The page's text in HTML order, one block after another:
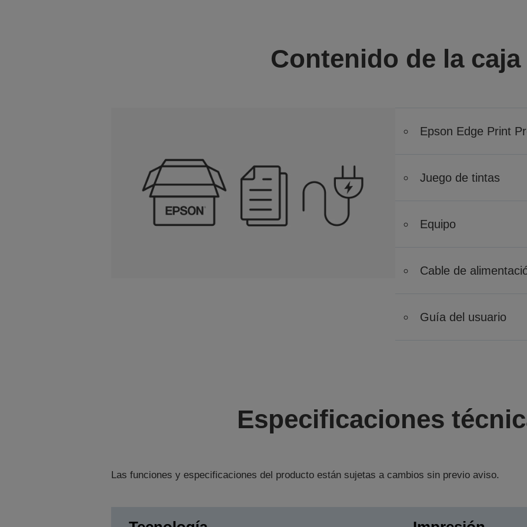
Contenido de la caja
Epson Edge Print
Juego de tintas
Equipo
Cable de
Guía del usuario
Especificaciones
Las funciones y especificaciones del producto están sujetas a cambios sin previo aviso.